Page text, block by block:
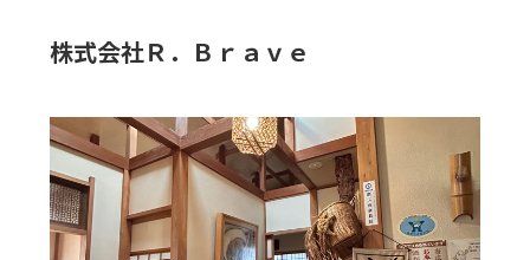
株式会社Ｒ．Ｂｒａｖｅ